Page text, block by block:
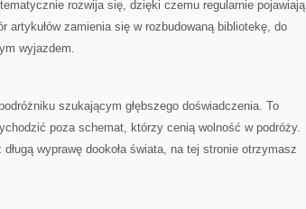
rozwija się, dzięki czemu regularnie pojawiają
artykułów zamienia się w rozbudowaną bibliotekę, do
wyjazdem.
szukającym głębszego doświadczenia. To
poza schemat, którzy cenią wolność w podróży.
wyprawę dookoła świata, na tej stronie otrzymasz